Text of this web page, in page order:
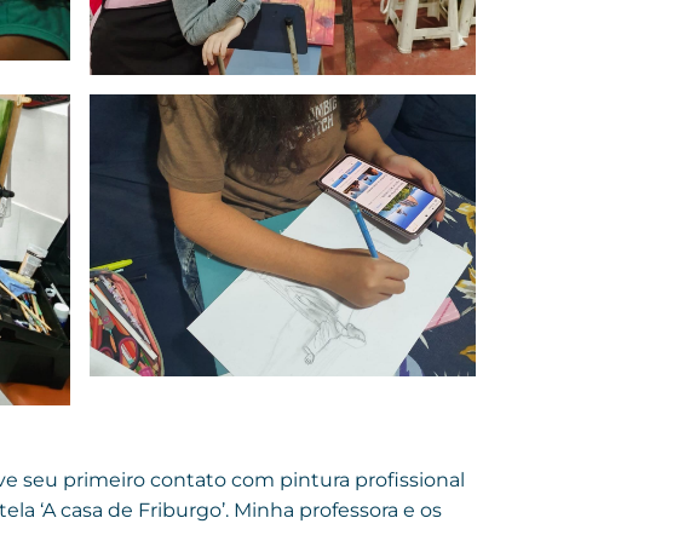
seu primeiro contato com pintura profissional
‘A casa de Friburgo’. Minha professora e os